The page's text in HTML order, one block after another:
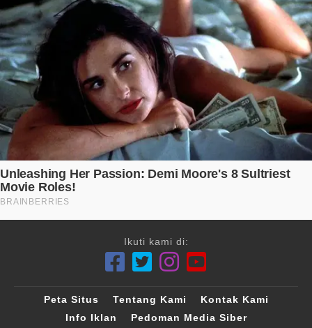
Ikuti kami di:
Peta Situs Tentang Kami
Kontak Kami
Info Iklan
Pedoman Media Siber